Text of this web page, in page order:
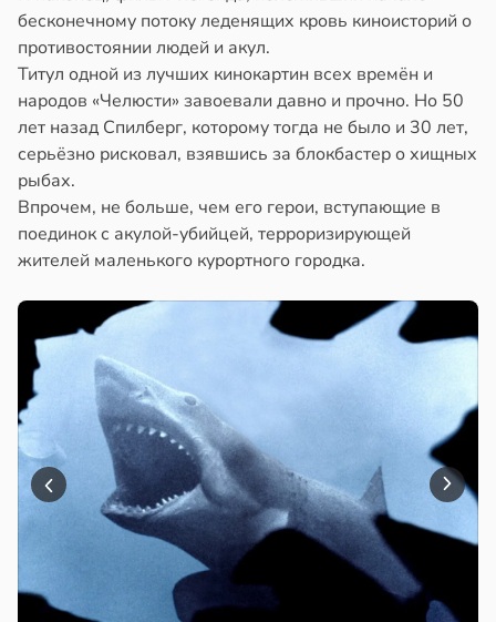
бесконечному потоку леденящих кровь киноисторий о
противостоянии людей и акул.
Титул одной из лучших кинокартин всех времён и
народов «Челюсти» завоевали давно и прочно. Но 50
лет назад Спилберг, которому тогда не было и 30 лет,
серьёзно рисковал, взявшись за блокбастер о хищных
рыбах.
Впрочем, не больше, чем его герои, вступающие в
поединок с акулой-убийцей, терроризирующей
жителей маленького курортного городка.